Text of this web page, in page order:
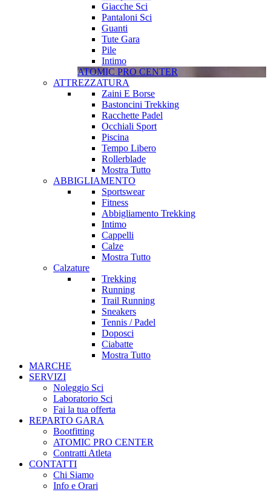
Giacche Sci
Pantaloni Sci
Guanti
Tute Gara
Pile
Intimo
ATOMIC PRO CENTER
ATTREZZATURA
Zaini E Borse
Bastoncini Trekking
Racchette Padel
Occhiali Sport
Piscina
Tempo Libero
Rollerblade
Mostra Tutto
ABBIGLIAMENTO
Sportswear
Fitness
Abbigliamento Trekking
Intimo
Cappelli
Calze
Mostra Tutto
Calzature
Trekking
Running
Trail Running
Sneakers
Tennis / Padel
Doposci
Ciabatte
Mostra Tutto
MARCHE
SERVIZI
Noleggio Sci
Laboratorio Sci
Fai la tua offerta
REPARTO GARA
Bootfitting
ATOMIC PRO CENTER
Contratti Atleta
CONTATTI
Chi Siamo
Info e Orari